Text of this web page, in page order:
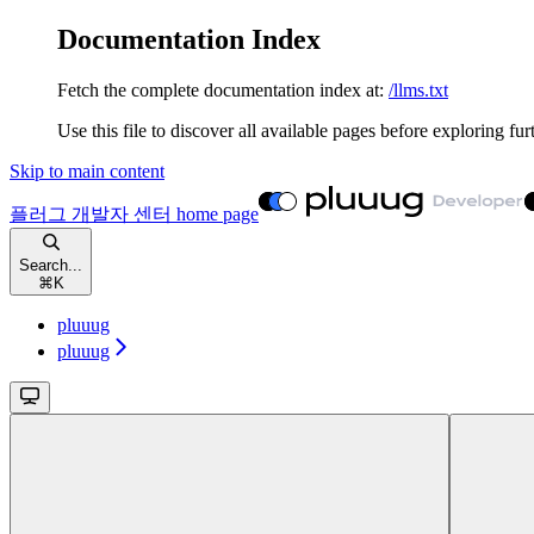
Documentation Index
Fetch the complete documentation index at: /llms.txt
Use this file to discover all available pages before exploring
Skip to main content
플러그 개발자 센터 home page
Search...
⌘ K
pluuug
pluuug